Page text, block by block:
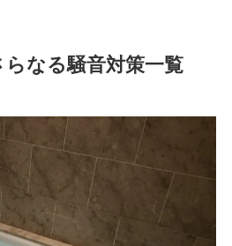
なる騒音対策一覧